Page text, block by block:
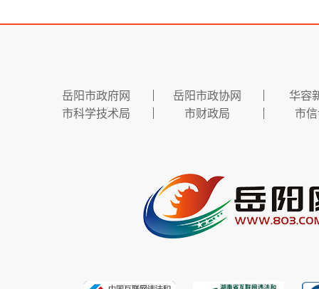
岳阳市政府网 岳阳市政协网
华容
市科学技术局
市财政局 市